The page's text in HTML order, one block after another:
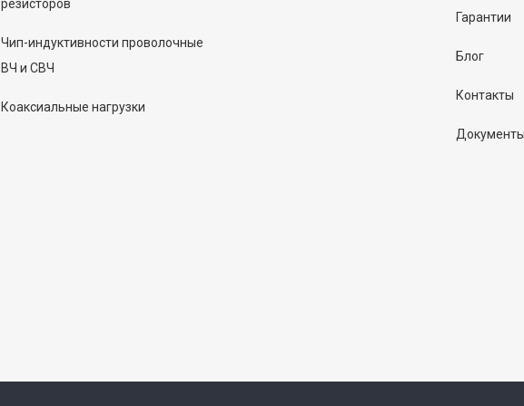
резисторов
Чип-индуктивности проволочные
ВЧ и СВЧ
Коаксиальные нагрузки
Гарантии
Блог
Контакты